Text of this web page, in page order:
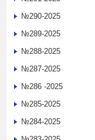
№290-2025
№289-2025
№288-2025
№287-2025
№286 -2025
№285-2025
№284-2025